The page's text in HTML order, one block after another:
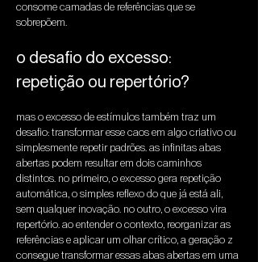
consome camadas de referências que se
sobrepõem.
o desafio do excesso:
repetição ou repertório?
mas o excesso de estímulos também traz um
desafio: transformar esse caos em algo criativo ou
simplesmente repetir padrões. as infinitas abas
abertas podem resultar em dois caminhos
distintos. no primeiro, o excesso gera repetição
automática, o simples reflexo do que já está ali,
sem qualquer inovação. no outro, o excesso vira
repertório. ao entender o contexto, reorganizar as
referências e aplicar um olhar crítico, a geração z
consegue transformar essas abas abertas em uma